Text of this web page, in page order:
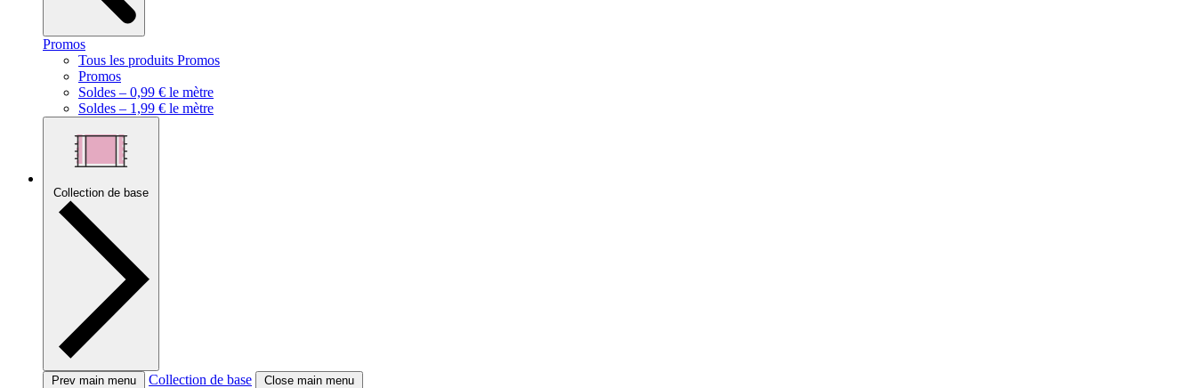
Promos
Tous les produits Promos
Promos
Soldes – 0,99 € le mètre
Soldes – 1,99 € le mètre
Collection de base
Prev main menu Collection de base Close main menu